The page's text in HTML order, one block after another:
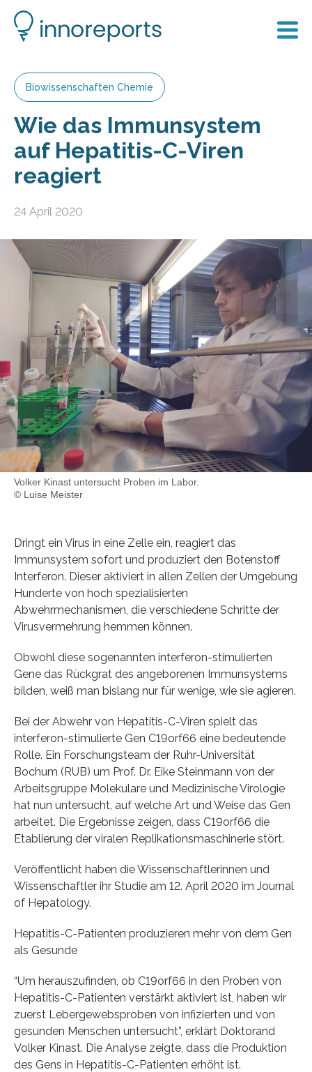
Biowissenschaften Chemie
Wie das Immunsystem
auf Hepatitis-C-Viren
reagiert
24 April 2020
Volker Kinast untersucht Proben im Labor.
© Luise Meister
Dringt ein Virus in eine Zelle ein, reagiert das
Immunsystem sofort und produziert den Botenstoff
Interferon. Dieser aktiviert in allen Zellen der Umgebung
Hunderte von hoch spezialisierten
Abwehrmechanismen, die verschiedene Schritte der
Virusvermehrung hemmen können.
Obwohl diese sogenannten interferon-stimulierten
Gene das Rückgrat des angeborenen Immunsystems
bilden, weiß man bislang nur für wenige, wie sie agieren.
Bei der Abwehr von Hepatitis-C-Viren spielt das
interferon-stimulierte Gen C19orf66 eine bedeutende
Rolle. Ein Forschungsteam der Ruhr-Universität
Bochum (RUB) um Prof. Dr. Eike Steinmann von der
Arbeitsgruppe Molekulare und Medizinische Virologie
hat nun untersucht, auf welche Art und Weise das Gen
arbeitet. Die Ergebnisse zeigen, dass C19orf66 die
Etablierung der viralen Replikationsmaschinerie stört.
Veröffentlicht haben die Wissenschaftlerinnen und
Wissenschaftler ihr Studie am 12. April 2020 im Journal
of Hepatology.
Hepatitis-C-Patienten produzieren mehr von dem Gen
als Gesunde
“Um herauszufinden, ob C19orf66 in den Proben von
Hepatitis-C-Patienten verstärkt aktiviert ist, haben wir
zuerst Lebergewebsproben von infizierten und von
gesunden Menschen untersucht”, erklärt Doktorand
Volker Kinast. Die Analyse zeigte, dass die Produktion
des Gens in Hepatitis-C-Patienten erhöht ist.